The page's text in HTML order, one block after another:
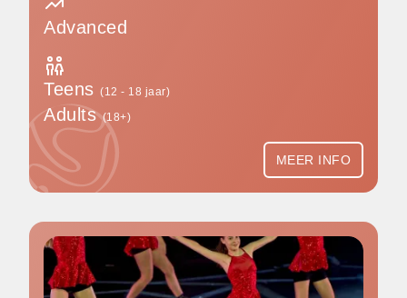
Advanced
Teens (12 - 18 jaar)
Adults(18+)
MEER INFO